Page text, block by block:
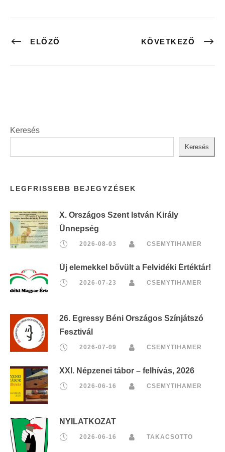
ELŐZŐ KÖVETKEZŐ
Keresés
Keresés
LEGFRISSEBB BEJEGYZÉSEK
X. Országos Szent István Király
Ünnepség
2026-08-03 CSEMYTIHAMER
Új elemekkel bővült a Felvidéki Értéktár!
2026-07-23 CSEMYTIHAMER
26. Egressy Béni Országos Színjátszó
Fesztivál
2026-07-09 CSEMYTIHAMER
XXI. Népzenei tábor – felhívás, 2026
2026-06-16 CSEMYTIHAMER
NYILATKOZAT
2026-06-16 TAKACSOTTO